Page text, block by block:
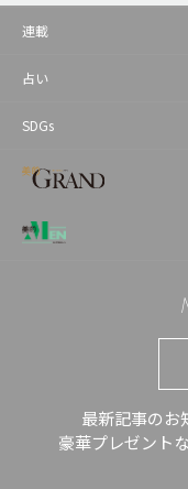
連載
占い
SDGs
最新記事のお
豪華プレゼント